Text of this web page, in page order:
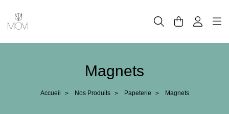
Magnets
Accueil > Nos Produits > Papeterie > Magnets